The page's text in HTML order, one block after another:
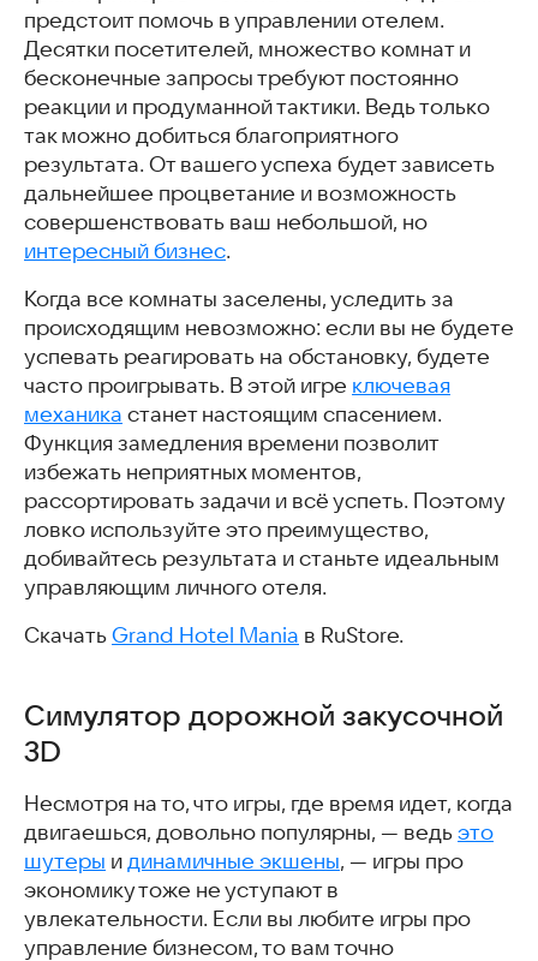
предстоит помочь в управлении отелем.
Десятки посетителей, множество комнат и
бесконечные запросы требуют постоянно
реакции и продуманной тактики. Ведь только
так можно добиться благоприятного
результата. От вашего успеха будет зависеть
дальнейшее процветание и возможность
совершенствовать ваш небольшой, но
интересный бизнес.
Когда все комнаты заселены, уследить за
происходящим невозможно: если вы не будете
успевать реагировать на обстановку, будете
часто проигрывать. В этой игре ключевая
механика станет настоящим спасением.
Функция замедления времени позволит
избежать неприятных моментов,
рассортировать задачи и всё успеть. Поэтому
ловко используйте это преимущество,
добивайтесь результата и станьте идеальным
управляющим личного отеля.
Скачать Grand Hotel Mania в RuStore.
Симулятор дорожной закусочной
3D
Несмотря на то, что игры, где время идет, когда
двигаешься, довольно популярны, — ведь это
шутеры и динамичные экшены, — игры про
экономику тоже не уступают в
увлекательности. Если вы любите игры про
управление бизнесом, то вам точно